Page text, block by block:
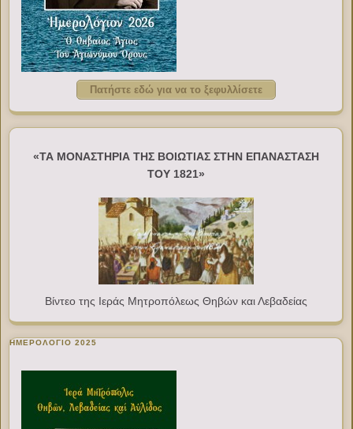
Πατήστε εδώ για να το ξεφυλλίσετε
«ΤΑ ΜΟΝΑΣΤΗΡΙΑ ΤΗΣ ΒΟΙΩΤΙΑΣ ΣΤΗΝ ΕΠΑΝΑΣΤΑΣΗ
ΤΟΥ 1821»
Βίντεο της Ιεράς Μητροπόλεως Θηβών και Λεβαδείας
ΗΜΕΡΟΛΟΓΙΟ 2025